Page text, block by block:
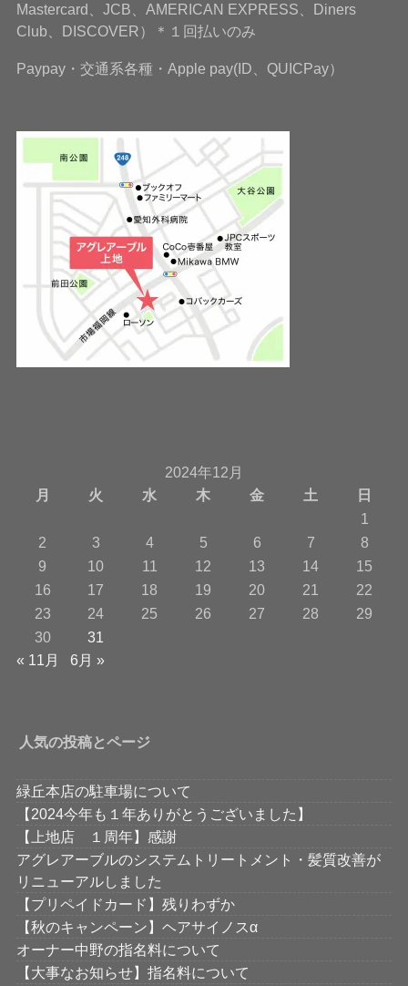
Mastercard、JCB、AMERICAN EXPRESS、Diners
Club、DISCOVER）＊１回払いのみ
Paypay・交通系各種・Apple pay(ID、QUICPay）
2024年12月
月
火 水 木 金 土
日
1
2
3 4 5 6 7
8
9
10 11 12 13 14
15
16
17 18 19 20 21
22
23
24 25 26 27 28
29
30
31
« 11月
6月 »
人気の投稿とページ
緑丘本店の駐車場について
【2024今年も１年ありがとうございました】
【上地店 １周年】感謝
アグレアーブルのシステムトリートメント・髪質改善が
リニューアルしました
【プリペイドカード】残りわずか
【秋のキャンペーン】ヘアサイノスα
オーナー中野の指名料について
【大事なお知らせ】指名料について